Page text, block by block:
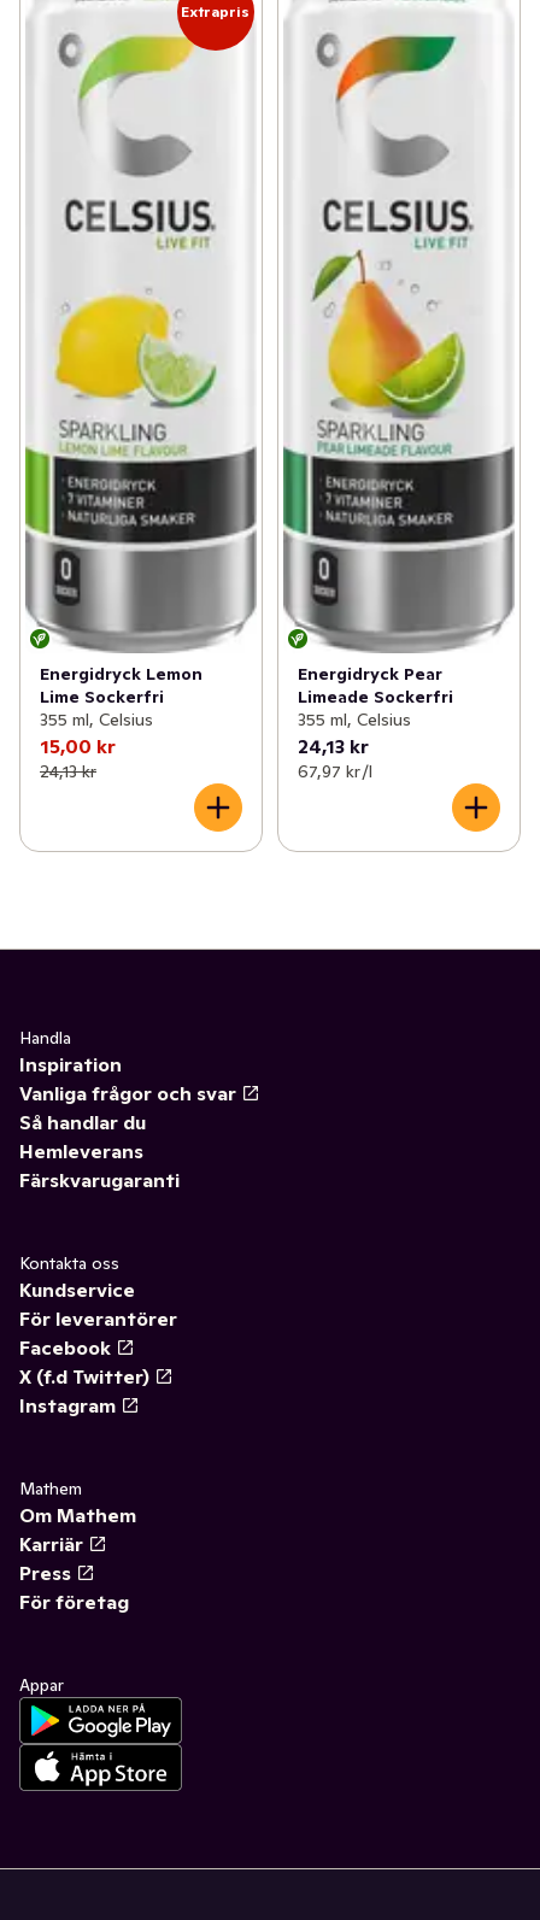
Extrapris
Energidryck Lemon
Lime Sockerfri
355 ml, Celsius
15,00 kr
24,13 kr
Energidryck Pear
Limeade Sockerfri
355 ml, Celsius
24,13 kr
67,97 kr /l
Handla
Inspiration
Vanliga frågor och svar
Så handlar du
Hemleverans
Färskvarugaranti
Kontakta oss
Kundservice
För leverantörer
Facebook
X (f.d Twitter)
Instagram
Mathem
Om Mathem
Karriär
Press
För företag
Appar